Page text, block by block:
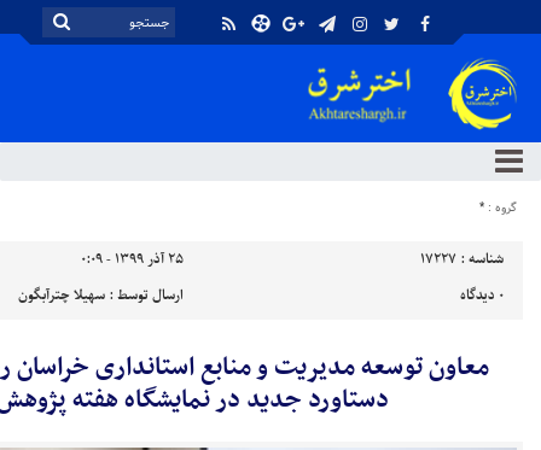
گروه : *
شناسه : 17227
۲۵ آذر ۱۳۹۹ - ۰:۰۹
۰ دیدگاه ارسال توسط : سهیلا چترآبگون
دستاورد جدید در نمایشگاه هفته